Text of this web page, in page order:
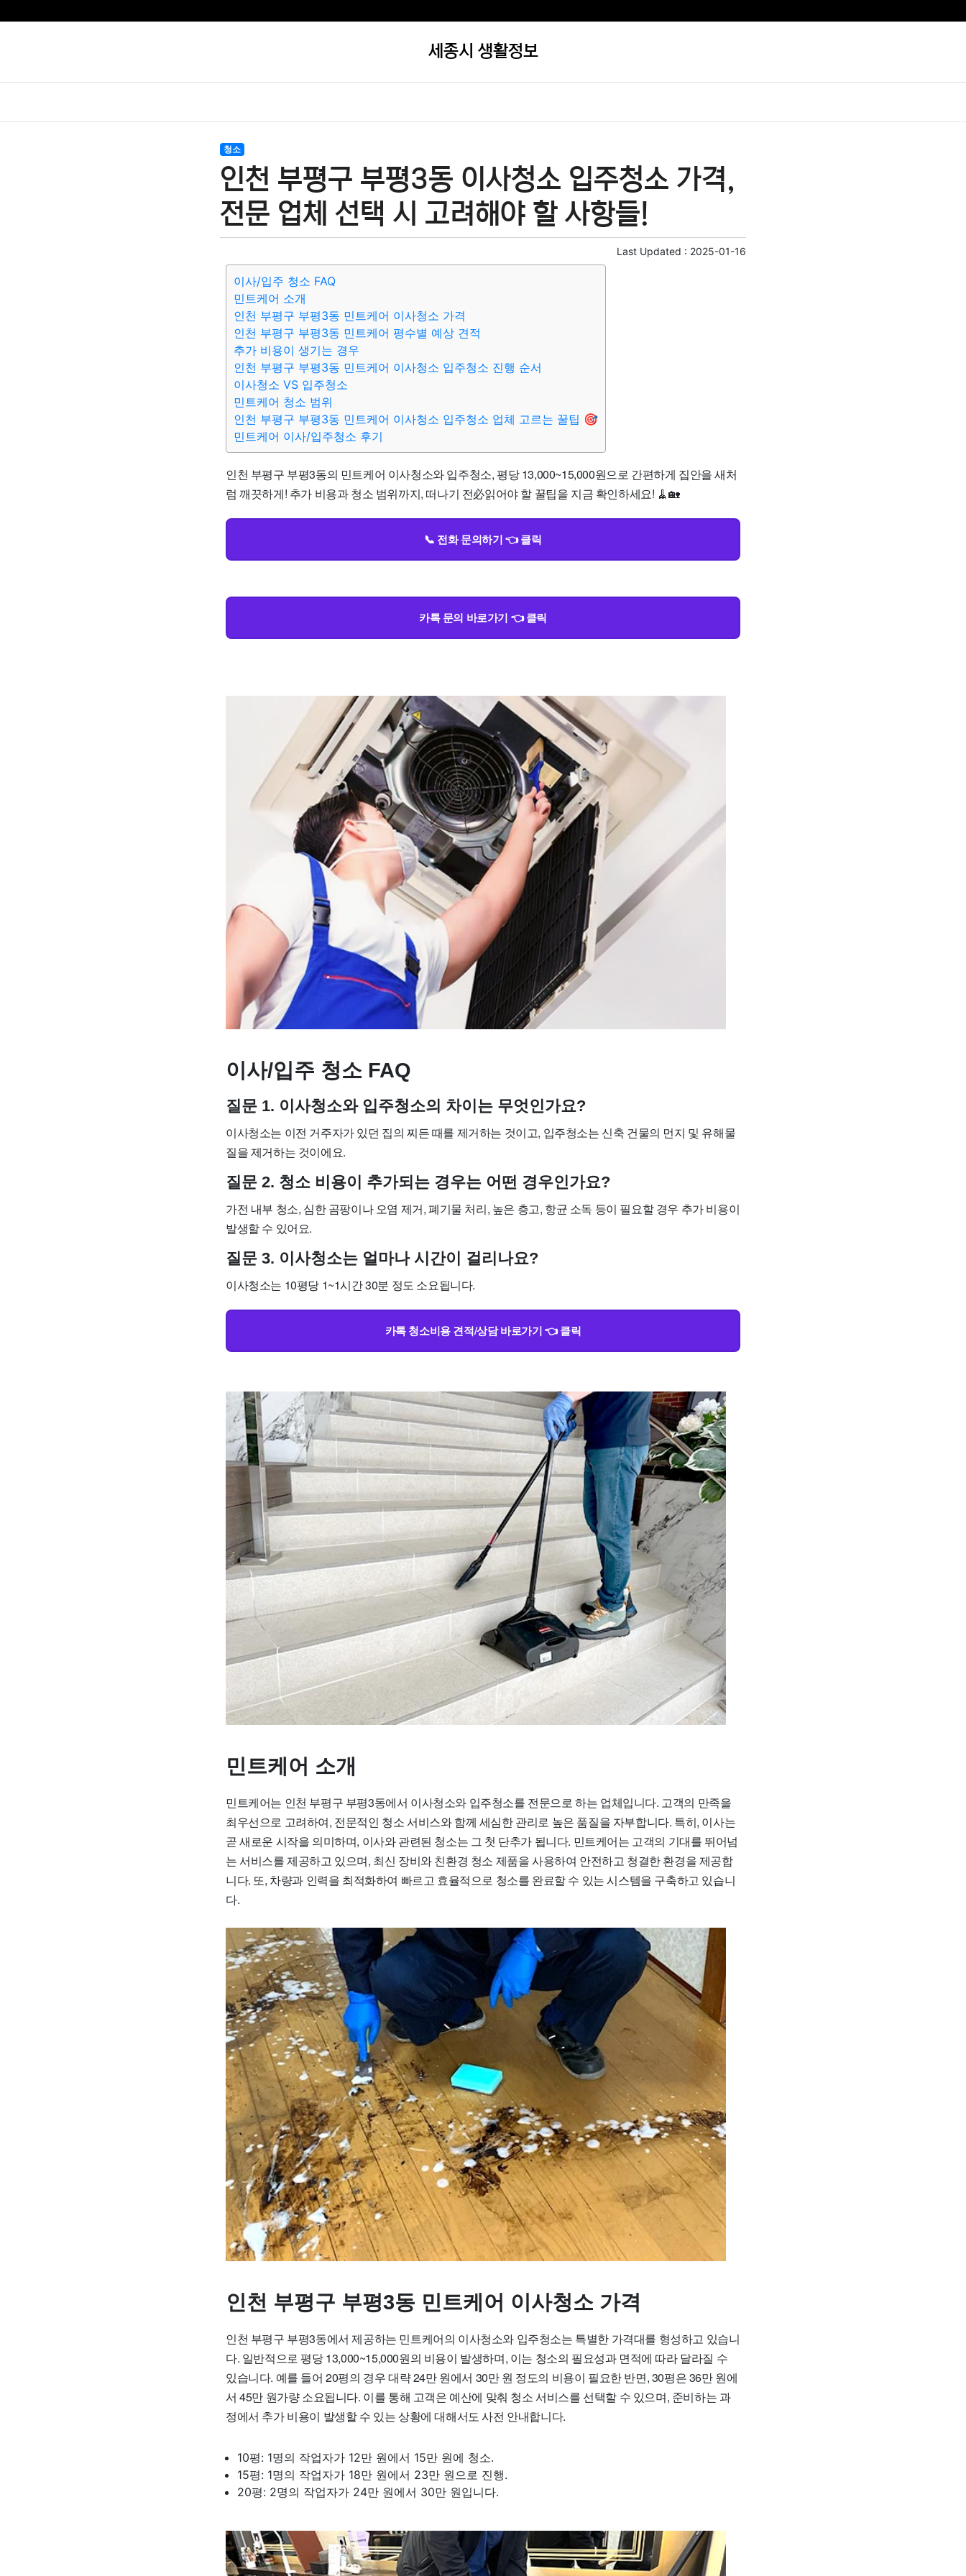
세종시 생활정보
청소
인천 부평구 부평3동 이사청소 입주청소 가격,
전문 업체 선택 시 고려해야 할 사항들!
Last Updated : 2025-01-16
이사/입주 청소 FAQ
민트케어 소개
인천 부평구 부평3동 민트케어 이사청소 가격
인천 부평구 부평3동 민트케어 평수별 예상 견적
추가 비용이 생기는 경우
인천 부평구 부평3동 민트케어 이사청소 입주청소 진행 순서
이사청소 VS 입주청소
민트케어 청소 범위
인천 부평구 부평3동 민트케어 이사청소 입주청소 업체 고르는 꿀팁 🎯
민트케어 이사/입주청소 후기
인천 부평구 부평3동의 민트케어 이사청소와 입주청소, 평당 13,000~15,000원으로 간편하게 집안을 새처
럼 깨끗하게! 추가 비용과 청소 범위까지, 떠나기 전必읽어야 할 꿀팁을 지금 확인하세요! 🧹🏡
📞 전화 문의하기 👈 클릭
카톡 문의 바로가기 👈 클릭
이사/입주 청소 FAQ
질문 1. 이사청소와 입주청소의 차이는 무엇인가요?
이사청소는 이전 거주자가 있던 집의 찌든 때를 제거하는 것이고, 입주청소는 신축 건물의 먼지 및 유해물
질을 제거하는 것이에요.
질문 2. 청소 비용이 추가되는 경우는 어떤 경우인가요?
가전 내부 청소, 심한 곰팡이나 오염 제거, 폐기물 처리, 높은 층고, 항균 소독 등이 필요할 경우 추가 비용이
발생할 수 있어요.
질문 3. 이사청소는 얼마나 시간이 걸리나요?
이사청소는 10평당 1~1시간 30분 정도 소요됩니다.
카톡 청소비용 견적/상담 바로가기 👈 클릭
민트케어 소개
민트케어는 인천 부평구 부평3동에서 이사청소와 입주청소를 전문으로 하는 업체입니다. 고객의 만족을
최우선으로 고려하여, 전문적인 청소 서비스와 함께 세심한 관리로 높은 품질을 자부합니다. 특히, 이사는
곧 새로운 시작을 의미하며, 이사와 관련된 청소는 그 첫 단추가 됩니다. 민트케어는 고객의 기대를 뛰어넘
는 서비스를 제공하고 있으며, 최신 장비와 친환경 청소 제품을 사용하여 안전하고 청결한 환경을 제공합
니다. 또, 차량과 인력을 최적화하여 빠르고 효율적으로 청소를 완료할 수 있는 시스템을 구축하고 있습니
다.
인천 부평구 부평3동 민트케어 이사청소 가격
인천 부평구 부평3동에서 제공하는 민트케어의 이사청소와 입주청소는 특별한 가격대를 형성하고 있습니
다. 일반적으로 평당 13,000~15,000원의 비용이 발생하며, 이는 청소의 필요성과 면적에 따라 달라질 수
있습니다. 예를 들어 20평의 경우 대략 24만 원에서 30만 원 정도의 비용이 필요한 반면, 30평은 36만 원에
서 45만 원가량 소요됩니다. 이를 통해 고객은 예산에 맞춰 청소 서비스를 선택할 수 있으며, 준비하는 과
정에서 추가 비용이 발생할 수 있는 상황에 대해서도 사전 안내합니다.
10평: 1명의 작업자가 12만 원에서 15만 원에 청소.
15평: 1명의 작업자가 18만 원에서 23만 원으로 진행.
20평: 2명의 작업자가 24만 원에서 30만 원입니다.